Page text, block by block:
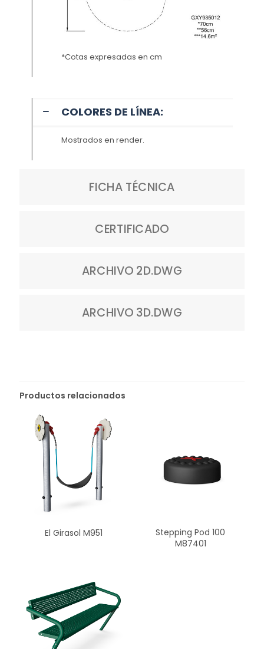
*Cotas expresadas en cm
COLORES DE LÍNEA:
Mostrados en render.
FICHA TÉCNICA
CERTIFICADO
ARCHIVO 2D.DWG
ARCHIVO 3D.DWG
Productos relacionados
El Girasol M951
Stepping Pod 100
M87401